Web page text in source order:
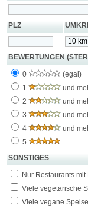
PLZ
BEWERTUNGEN
0
(egal)
1
und
2
und
3
und
4
und
5
SONSTIGES
Nur Restaurants mit
Viele vegetarische
Viele vegane